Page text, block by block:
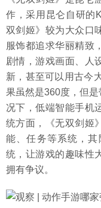
作，采用昆仑自研的
双剑姬》较为大众口
服饰都追求华丽精致
剧情，游戏画面、人
新，甚至可以用古今
果虽然是360度，但
况下，低端智能手机
统方面，《无双剑姬
能、任务等系统，
统，让游戏的趣味性
拥有争议。